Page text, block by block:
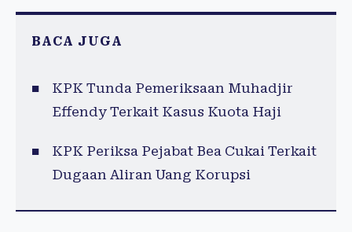
BACA JUGA
KPK Tunda Pemeriksaan Muhadjir
Effendy Terkait Kasus Kuota Haji
KPK Periksa Pejabat Bea Cukai Terkait
Dugaan Aliran Uang Korupsi